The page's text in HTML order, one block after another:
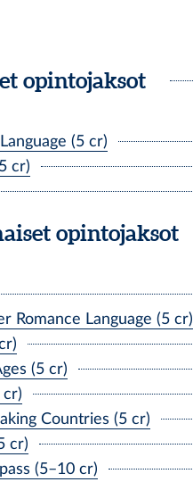
opintojaksot
(5 cr)
cr)
opintojaksot
Romance Language (5 cr)
(5 cr)
cr)
Countries (5 cr)
cr)
(5–10 cr)